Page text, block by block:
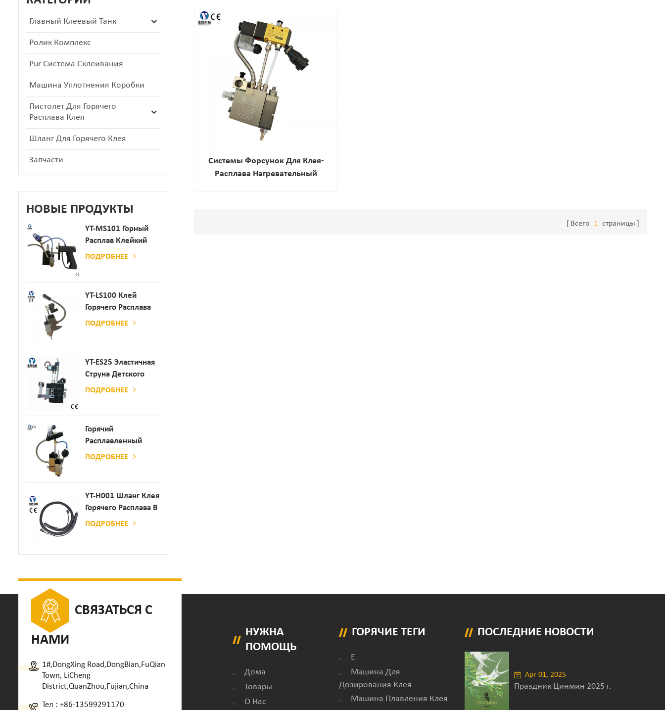
Главный Клеевый Танк
Ролик Комплекс
Pur Система Склеивания
Машина Уплотнения Коробки
Пистолет Для Горячего
Расплава Клея
Шланг Для Горячего Клея
Запчасти
НОВЫЕ ПРОДУКТЫ
YT-MS101 Горный
Расплав Клейкий
Распылительный
ПОДРОБНЕЕ
YT-LS100 Клей
Горячего Расплава
Клея
ПОДРОБНЕЕ
YT-ES25 Эластичная
Струна Детского
Пеленки
ПОДРОБНЕЕ
Горячий
Расплавленный
Клей
ПОДРОБНЕЕ
YT-H001 Шланг Клея
Горячего Расплава В
Сочетании С
ПОДРОБНЕЕ
Системы Форсунок Для Клея-
Расплава Нагревательный
Всего 1 страницы
СВЯЗАТЬСЯ С
НАМИ
1#,DongXing Road,DongBian,FuQian
Town, LiCheng
District,QuanZhou,Fujian,China
Тел : +86-13599291170
НУЖНА
ПОМОЩЬ
Дома
Товары
О Нас
ГОРЯЧИЕ ТЕГИ
E
Машина Для
Дозирования Клея
Машина Плавления Клея
ПОСЛЕДНИЕ НОВОСТИ
Apr 01, 2025
Праздник Цинмин 2025 г.